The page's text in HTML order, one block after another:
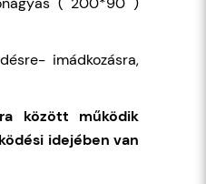
imádkozásra,
között működik
idejében van